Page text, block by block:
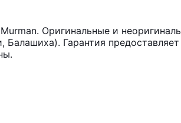
Оригинальные и
Гарантия